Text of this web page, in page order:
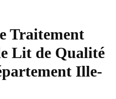
Traitement
Lit de Qualité
Ille-